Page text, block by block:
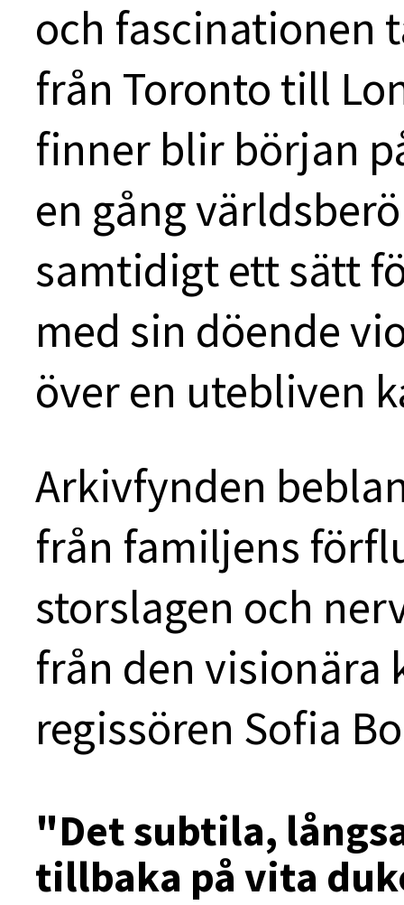
och fascinationen
från Toronto till
finner blir början
en gång
samtidigt ett sätt
med sin döende
över en utebliven
Arkivfynden
från familjens
storslagen och
från den visionära
regissören Sofia
"Det subtila,
tillbaka på vita